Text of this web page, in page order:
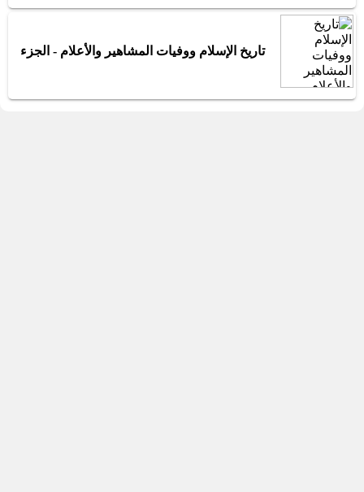
تاريخ الإسلام ووفيات المشاهير والأعلام - الجزء